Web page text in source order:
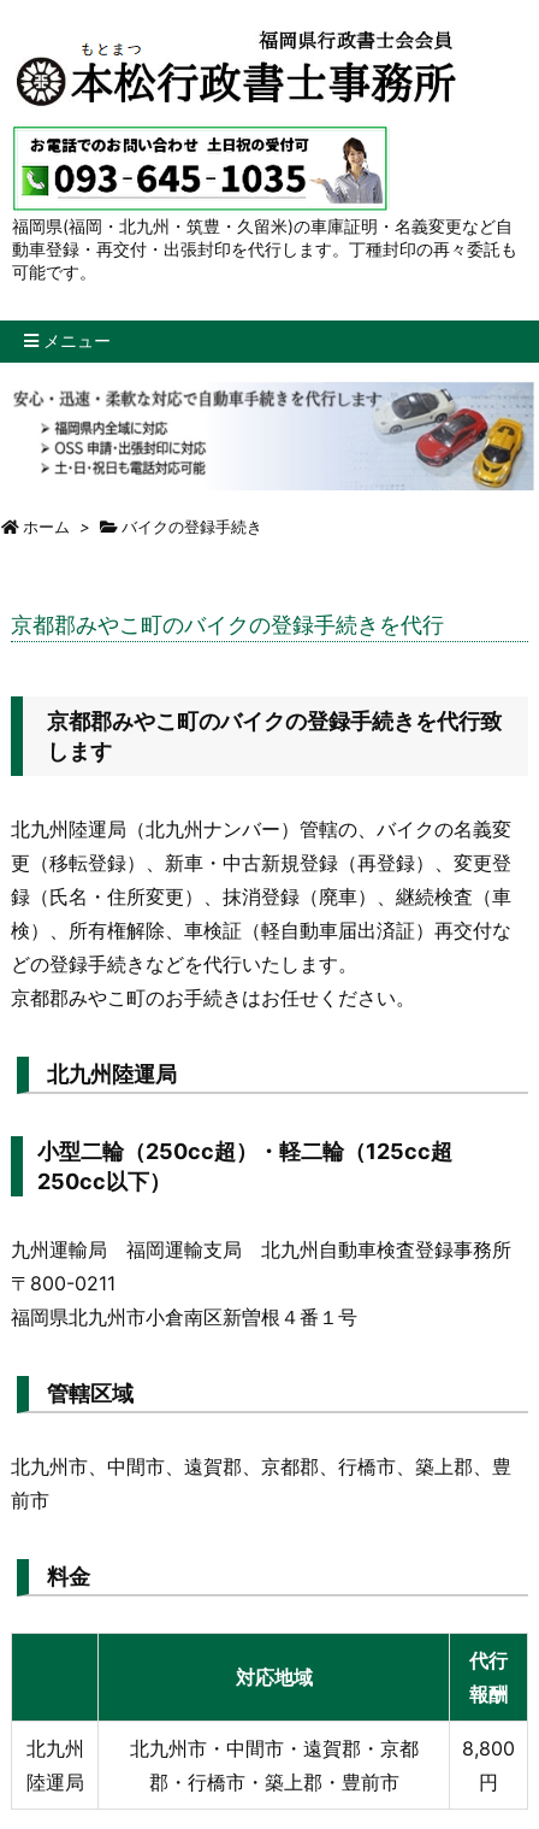
福岡県(福岡・北九州・筑豊・久留米)の車庫証明・名義変更など自
動車登録・再交付・出張封印を代行します。丁種封印の再々委託も
可能です。
メニュー
ホーム > バイクの登録手続き
京都郡みやこ町のバイクの登録手続きを代行
京都郡みやこ町のバイクの登録手続きを代行致
します
北九州陸運局（北九州ナンバー）管轄の、バイクの名義変
更（移転登録）、新車・中古新規登録（再登録）、変更登
録（氏名・住所変更）、抹消登録（廃車）、継続検査（車
検）、所有権解除、車検証（軽自動車届出済証）再交付な
どの登録手続きなどを代行いたします。
京都郡みやこ町のお手続きはお任せください。
北九州陸運局
小型二輪（250cc超）・軽二輪（125cc超
250cc以下）
九州運輸局 福岡運輸支局 北九州自動車検査登録事務所
〒800-0211
福岡県北九州市小倉南区新曽根４番１号
管轄区域
北九州市、中間市、遠賀郡、京都郡、行橋市、築上郡、豊
前市
料金
対応地域
代行
報酬
北九州
陸運局
北九州市・中間市・遠賀郡・京都
郡・行橋市・築上郡・豊前市
8,800
円